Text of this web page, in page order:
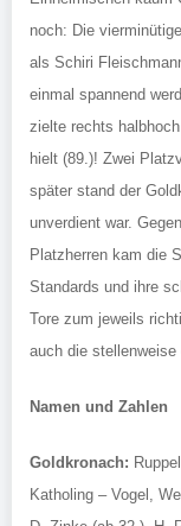
noch: Die
als Schiri
einmal spannend
zielte rechts
hielt (89.)! Zwei
später stand der
unverdient war.
Platzherren kam die
Standards und ihre
Tore zum jeweils
auch die
Namen und Zahlen
Goldkronach:
Katholing – Vogel,